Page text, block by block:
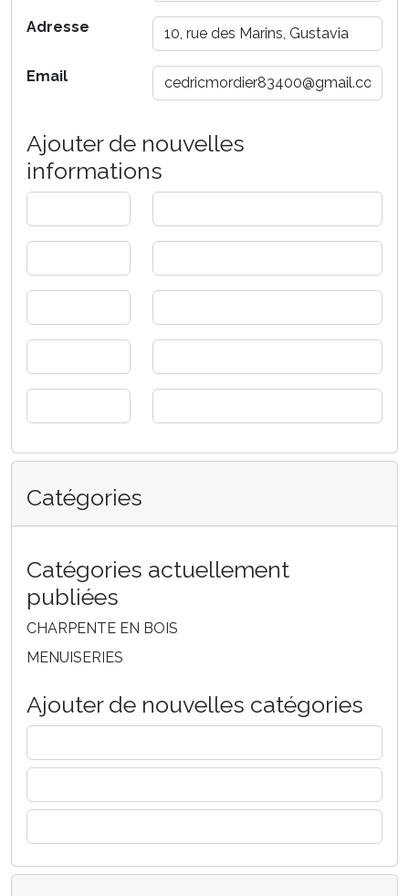
Adresse
Email
Ajouter de nouvelles
informations
Catégories
Catégories actuellement
publiées
CHARPENTE EN BOIS
MENUISERIES
Ajouter de nouvelles catégories